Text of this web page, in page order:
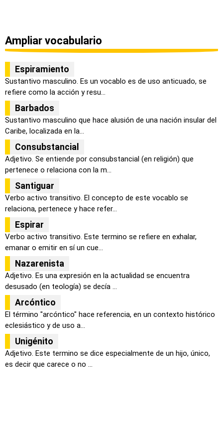
Ampliar vocabulario
Espiramiento
Sustantivo masculino. Es un vocablo es de uso anticuado, se
refiere como la acción y resu...
Barbados
Sustantivo masculino que hace alusión de una nación insular del
Caribe, localizada en la...
Consubstancial
Adjetivo. Se entiende por consubstancial (en religión) que
pertenece o relaciona con la m...
Santiguar
Verbo activo transitivo. El concepto de este vocablo se
relaciona, pertenece y hace refer...
Espirar
Verbo activo transitivo. Este termino se refiere en exhalar,
emanar o emitir en sí un cue...
Nazarenista
Adjetivo. Es una expresión en la actualidad se encuentra
desusado (en teología) se decía ...
Arcóntico
El término "arcóntico" hace referencia, en un contexto histórico
eclesiástico y de uso a...
Unigénito
Adjetivo. Este termino se dice especialmente de un hijo, único,
es decir que carece o no ...